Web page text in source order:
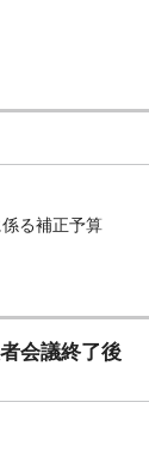
る補正予算
会議終了後